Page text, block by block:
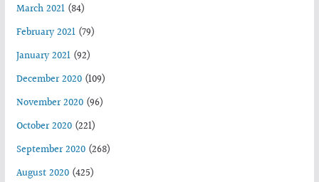
March 2021(84)
February 2021(79)
January 2021(92)
December 2020(109)
November 2020(96)
October 2020(221)
September 2020(268)
August 2020(425)